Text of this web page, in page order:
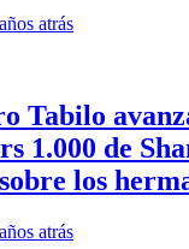
atrás
Tabilo
1.000 de
los
atrás